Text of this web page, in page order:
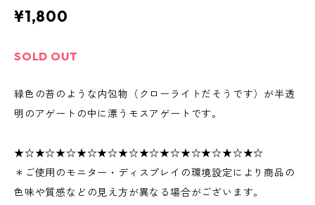
¥1,800
SOLD OUT
緑色の苔のような内包物（クローライトだそうです）が半透
明のアゲートの中に漂うモスアゲートです。
★☆★☆★☆★☆★☆★☆★☆★☆★☆★☆★☆★☆
＊ご使用のモニター・ディスプレイの環境設定により商品の
色味や質感などの見え方が異なる場合がございます。